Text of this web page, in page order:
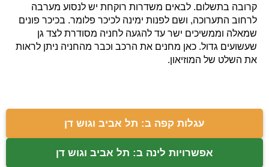
קרובה בתשלום. לבאים משדרות רוקחת יש לנסוע מערבה
לרחוב התערוכה, ושם לפנות ימינה לכיכר פלומר. בכיכר פונים
שמאלה וממשיכים ישר עד להגעה לחניה מסודרת לצד גן
שעשועים גדול. כאן מחנים את הרכב וכבר מהחניה ניתן לראות
את השלט של המוזיאון.
עגלות קפה ב: תל אביב וגוש דן
אפשרויות לינה ב: תל אביב וגוש דן